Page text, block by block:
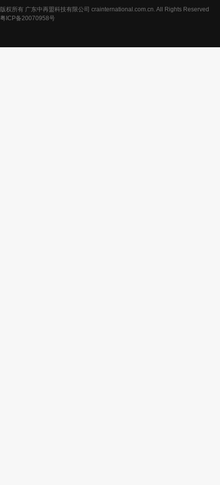
版权所有 广东中再盟科技有限公司 crainternational.com.cn. All Rights Reserved
粤ICP备20070958号